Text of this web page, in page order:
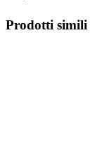
Prodotti simili